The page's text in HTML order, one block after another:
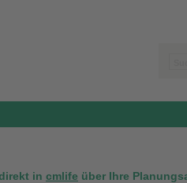
in cmlife über Ihre